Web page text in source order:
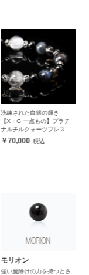
洗練された白銀の輝き
【X・G 一点もの】プラチ
ナルチルクォーツブレスレ
ット70,000
モリオン
強い魔除けの力を持つとさ